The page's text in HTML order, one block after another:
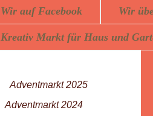
Wir auf Facebook Wir
Kreativ Markt für Haus und
Adventmarkt 2025
Adventmarkt 2024